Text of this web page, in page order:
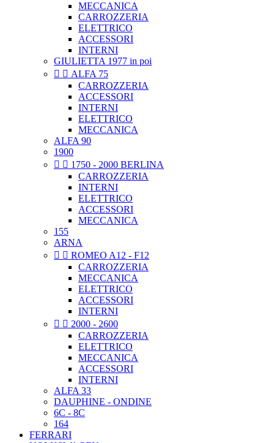
MECCANICA
CARROZZERIA
ELETTRICO
ACCESSORI
INTERNI
GIULIETTA 1977 in poi
  ALFA 75
CARROZZERIA
ACCESSORI
INTERNI
ELETTRICO
MECCANICA
ALFA 90
1900
  1750 - 2000 BERLINA
CARROZZERIA
INTERNI
ELETTRICO
ACCESSORI
MECCANICA
155
ARNA
  ROMEO A12 - F12
CARROZZERIA
MECCANICA
ELETTRICO
ACCESSORI
INTERNI
  2000 - 2600
CARROZZERIA
ELETTRICO
MECCANICA
ACCESSORI
INTERNI
ALFA 33
DAUPHINE - ONDINE
6C - 8C
164
FERRARI